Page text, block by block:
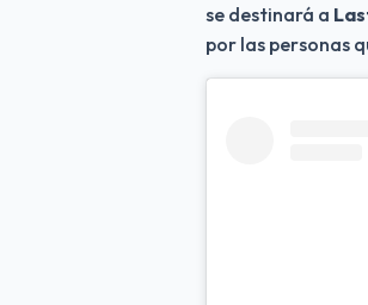
se destinará a
por las personas